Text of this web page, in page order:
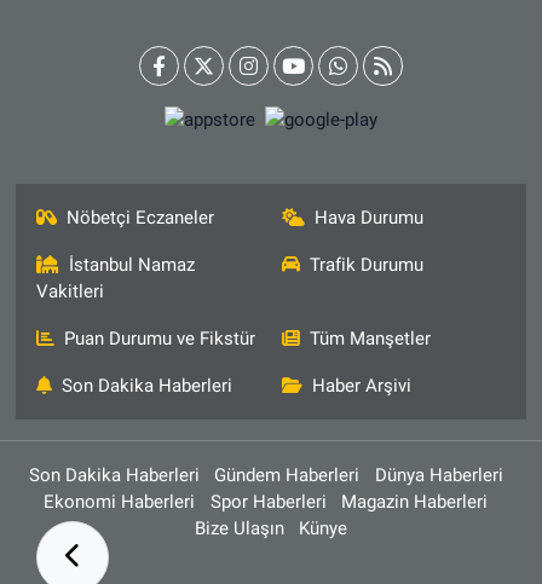
Nöbetçi Eczaneler Hava Durumu
İstanbul Namaz
Vakitleri
Trafik Durumu
Puan Durumu ve Fikstür Tüm Manşetler
Son Dakika Haberleri Haber Arşivi
Son Dakika Haberleri Gündem Haberleri
Dünya Haberleri
Ekonomi Haberleri
Spor Haberleri
Magazin Haberleri
Bize Ulaşın
Künye